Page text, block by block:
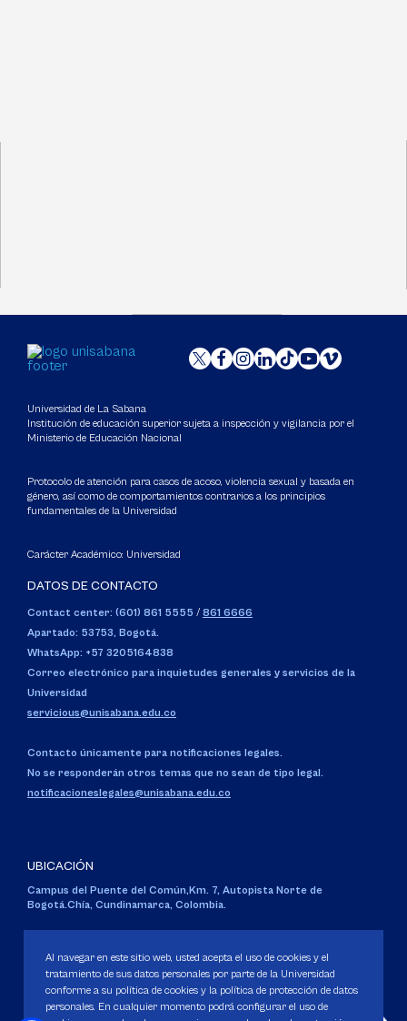
Universidad de La Sabana
Institución de educación superior sujeta a inspección y vigilancia por el
Ministerio de Educación Nacional
Protocolo de atención para casos de acoso, violencia sexual y basada en
género, así como de comportamientos contrarios a los principios
fundamentales de la Universidad
Carácter Académico: Universidad
DATOS DE CONTACTO
Contact center: (601) 861 5555 / 861 6666
Apartado: 53753, Bogotá.
WhatsApp: +57 3205164838
Correo electrónico para inquietudes generales y servicios de la
Universidad
servicious@unisabana.edu.co
Contacto únicamente para notificaciones legales.
No se responderán otros temas que no sean de tipo legal.
notificacioneslegales@unisabana.edu.co
UBICACIÓN
Campus del Puente del Común,Km. 7, Autopista Norte de
Bogotá.Chía, Cundinamarca, Colombia.
Personería Jurídica:Resolución 130 del 14 de enero de 1980.
Ministerio de Educación Nacional.
Al navegar en este sitio web, usted acepta el uso de cookies y el
tratamiento de sus datos personales por parte de la Universidad
conforme a su política de cookies y la política de protección de datos
personales. En cualquier momento podrá configurar el uso de